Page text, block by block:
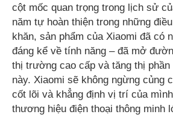
cột mốc quan trọng trong lịch sử
năm tự hoàn thiện trong những
khăn, sản phẩm của Xiaomi đã có
đáng kể về tính năng – đã mở
thị trường cao cấp và tăng thị
này. Xiaomi sẽ không ngừng củng
cốt lõi và khẳng định vị trí của
thương hiệu điện thoại thông minh